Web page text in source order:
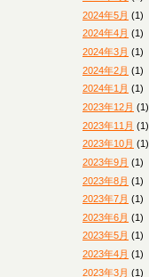
2024年5月 (1)
2024年4月 (1)
2024年3月 (1)
2024年2月 (1)
2024年1月 (1)
2023年12月 (1)
2023年11月 (1)
2023年10月 (1)
2023年9月 (1)
2023年8月 (1)
2023年7月 (1)
2023年6月 (1)
2023年5月 (1)
2023年4月 (1)
2023年3月 (1)